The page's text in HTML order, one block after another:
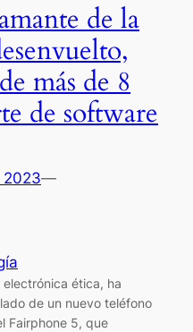
de la
más de 8
de software
—
ética, ha
de un nuevo teléfono
Fairphone 5, que